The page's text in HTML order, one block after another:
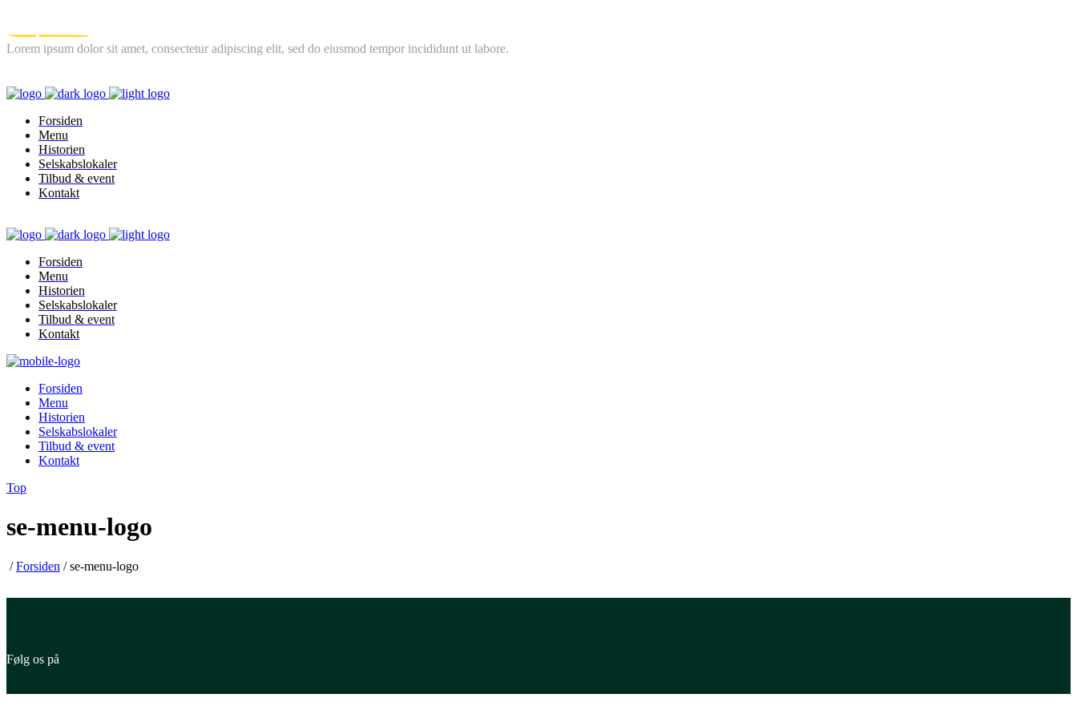
Lorem ipsum dolor sit amet, consectetur adipiscing elit, sed do eiusmod tempor incididunt ut labore.
Forsiden
Menu
Historien
Selskabslokaler
Tilbud & event
Kontakt
Forsiden
Menu
Historien
Selskabslokaler
Tilbud & event
Kontakt
Forsiden
Menu
Historien
Selskabslokaler
Tilbud & event
Kontakt
Top
se-menu-logo
/Forsiden /se-menu-logo
Følg os på